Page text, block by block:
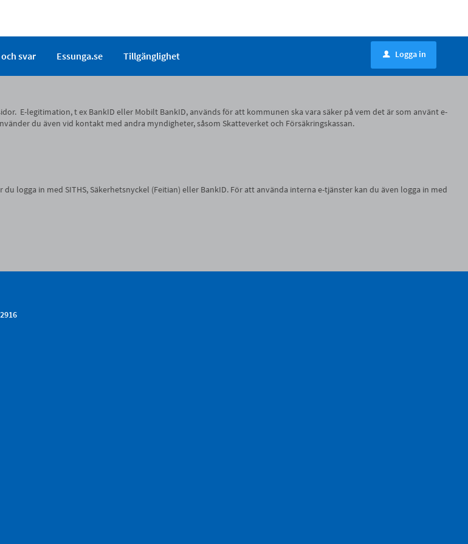
svar Essunga.se Tillgänglighet u Logga in
E-legitimation, t ex BankID eller Mobilt BankID, används för att kommunen ska vara säker på vem det är som använt e-
du även vid kontakt med andra myndigheter, såsom Skatteverket och Försäkringskassan.
logga in med SITHS, Säkerhetsnyckel (Feitian) eller BankID. För att använda interna e-tjänster kan du även logga in med